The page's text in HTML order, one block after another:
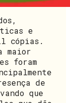
e
cópias.
maior
foram
de
que